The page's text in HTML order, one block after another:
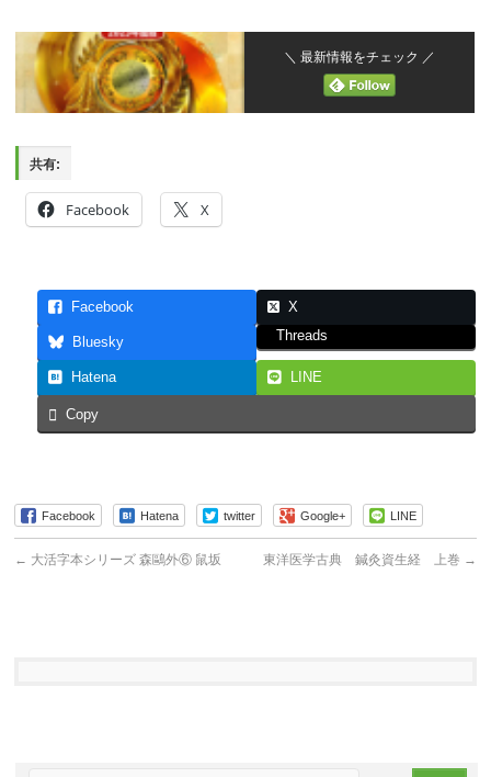
＼ 最新情報をチェック ／
共有:
Facebook X
Facebook X
Bluesky Threads
Hatena LINE
Copy
Facebook Hatena twitter Google+ LINE
← 大活字本シリーズ 森鷗外⑥ 鼠坂 東洋医学古典 鍼灸資生経 上巻 →